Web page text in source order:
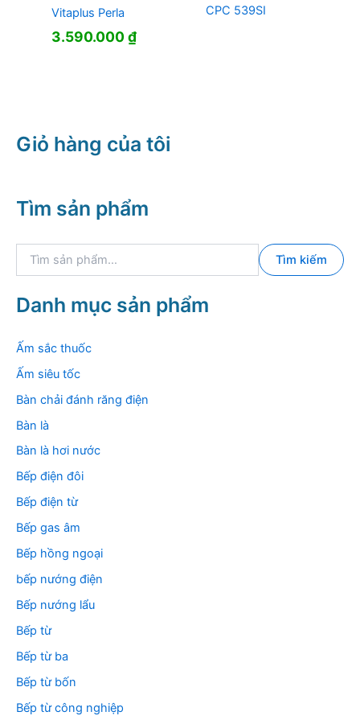
Vitaplus Perla
3.590.000₫
CPC 539SI
Giỏ hàng của tôi
Tìm sản phẩm
k
i
m
Tìm kiếm
Danh mục sản phẩm
Ấm sắc thuốc
Ấm siêu tốc
Bàn chải đánh răng điện
Bàn là
Bàn là hơi nước
Bếp điện đôi
Bếp điện từ
Bếp gas âm
Bếp hồng ngoại
bếp nướng điện
Bếp nướng lẩu
Bếp từ
Bếp từ ba
Bếp từ bốn
Bếp từ công nghiệp